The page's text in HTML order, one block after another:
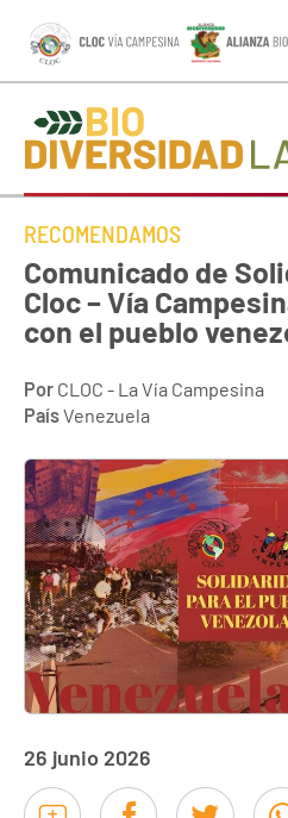
RECOMENDAMOS
Comunicado de
Cloc – Vía
con el pueblo
Por CLOC - La Vía Campesina
PaísVenezuela
26 junio 2026